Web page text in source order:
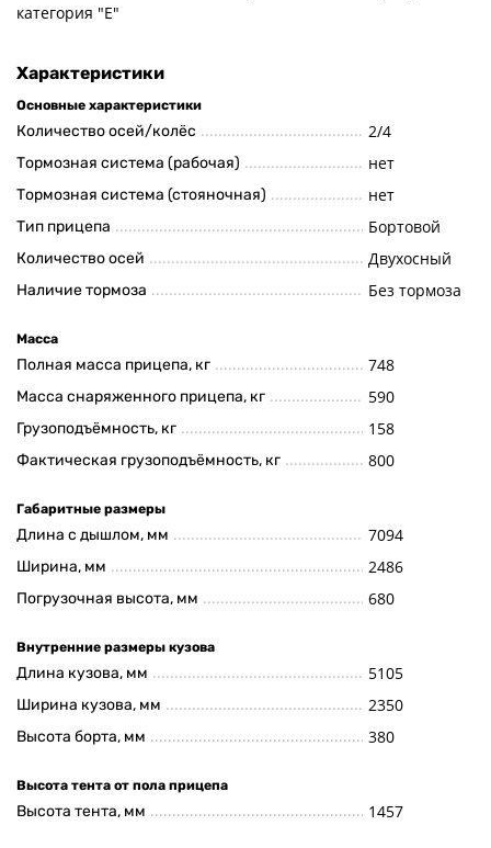
категория "Е"
Характеристики
Основные характеристики
Количество осей/колёс 2/4
Тормозная система (рабочая) нет
Тормозная система (стояночная) нет
Тип прицепа Бортовой
Количество осей Двухосный
Наличие тормоза Без тормоза
Масса
Полная масса прицепа, кг 748
Масса снаряженного прицепа, кг 590
Грузоподъёмность, кг 158
Фактическая грузоподъёмность, кг 800
Габаритные размеры
Длина с дышлом, мм 7094
Ширина, мм 2486
Погрузочная высота, мм 680
Внутренние размеры кузова
Длина кузова, мм 5105
Ширина кузова, мм 2350
Высота борта, мм 380
Высота тента от пола прицепа
Высота тента, мм 1457